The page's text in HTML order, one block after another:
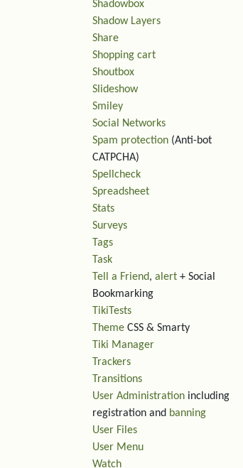
Shadowbox
Shadow Layers
Share
Shopping cart
Shoutbox
Slideshow
Smiley
Social Networks
Spam protection (Anti-bot
CATPCHA)
Spellcheck
Spreadsheet
Stats
Surveys
Tags
Task
Tell a Friend, alert + Social
Bookmarking
TikiTests
Theme CSS & Smarty
Tiki Manager
Trackers
Transitions
User Administration including
registration and banning
User Files
User Menu
Watch